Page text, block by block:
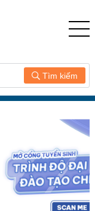
Tìm kiếm